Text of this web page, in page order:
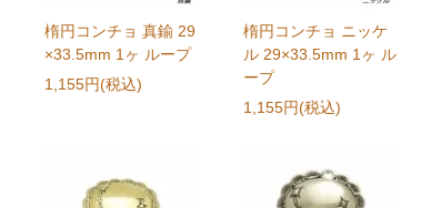
楕円コンチョ 真鍮 29
×33.5mm 1ヶ ループ
1,155円(税込)
楕円コンチョ ニッケ
ル 29×33.5mm 1ヶ ル
ープ
1,155円(税込)